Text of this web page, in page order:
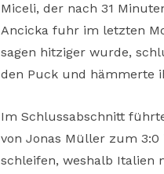
Miceli, der nach 31
Ancicka fuhr im letzten
sagen hitziger wurde,
den Puck und hämmerte
Im Schlussabschnitt
von Jonas Müller zum 3:0
schleifen, weshalb Italien